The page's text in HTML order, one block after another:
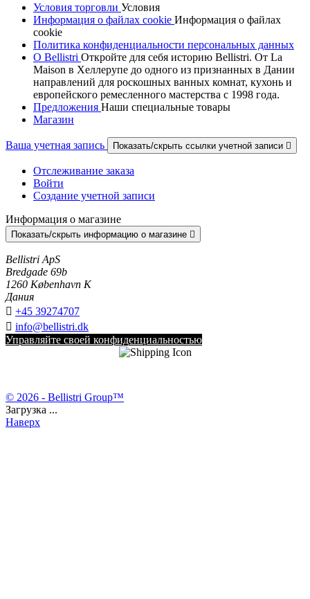
Условия торговли Условия
Информация о файлах cookie Информация о файлах
cookie
Политика конфиденциальности персональных данных
О Bellistri Откройте для себя историю Bellistri. От La
Maison в Хеллерупе до одного из признанных в Дании
направлений для роскошных ванных комнат, кухонь и
европейского ремесленного мастерства с 1998 года.
Предложения Наши специальные товары
Магазин
Ваша учетная запись Показать/скрыть ссылки учетной записи 
Отслеживание заказа
Войти
Создание учетной записи
Информация о магазине
Показать/скрыть информацию о магазине 
Bellistri ApS
Bredgade 69b
1260 København K
Дания
 +45 39274707
 info@bellistri.dk
Управляйте своей конфиденциальностью
© 2026 - Bellistri Group™
Загрузка ...
Наверх